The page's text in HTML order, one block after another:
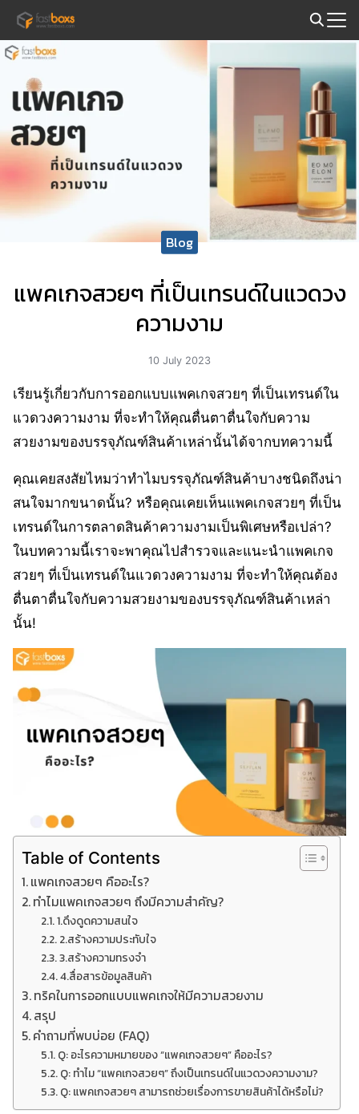
Skip
content
Search
for:
Blog
แพคเกจสวยๆ ที่เป็นเทรนด์ในแวดวง
ความงาม
10 July 2023
เรียนรู้เกี่ยวกับการออกแบบแพคเกจสวยๆ ที่เป็นเทรนด์ใน
แวดวงความงาม ที่จะทำให้คุณตื่นตาตื่นใจกับความ
สวยงามของบรรจุภัณฑ์สินค้าเหล่านั้นได้จากบทความนี้
คุณเคยสงสัยไหมว่าทำไมบรรจุภัณฑ์สินค้าบางชนิดถึงน่า
สนใจมากขนาดนั้น? หรือคุณเคยเห็นแพคเกจสวยๆ ที่เป็น
เทรนด์ในการตลาดสินค้าความงามเป็นพิเศษหรือเปล่า?
ในบทความนี้เราจะพาคุณไปสำรวจและแนะนำแพคเกจ
สวยๆ ที่เป็นเทรนด์ในแวดวงความงาม ที่จะทำให้คุณต้อง
ตื่นตาตื่นใจกับความสวยงามของบรรจุภัณฑ์สินค้าเหล่า
นั้น!
Table of Contents
แพคเกจสวยๆ คืออะไร?
ทำไมแพคเกจสวยๆ ถึงมีความสำคัญ?
1.ดึงดูดความสนใจ
2.สร้างความประทับใจ
3.สร้างความทรงจำ
4.สื่อสารข้อมูลสินค้า
ทริคในการออกแบบแพคเกจให้มีความสวยงาม
สรุป
คำถามที่พบบ่อย (FAQ)
Q: อะไรความหมายของ “แพคเกจสวยๆ” คืออะไร?
Q: ทำไม “แพคเกจสวยๆ” ถึงเป็นเทรนด์ในแวดวงความงาม?
Q: แพคเกจสวยๆ สามารถช่วยเรื่องการขายสินค้าได้หรือไม่?